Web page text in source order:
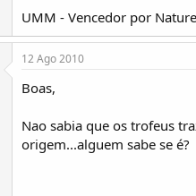
UMM - Vencedor por
12 Ago 2010
Boas,
Nao sabia que os trofeus
origem...alguem sabe se é?